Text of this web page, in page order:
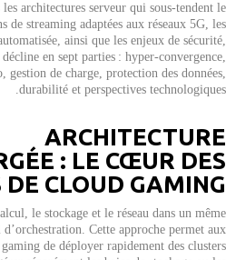
architectures serveur qui sous-tendent le
streaming adaptées aux réseaux 5G, les
ainsi que les enjeux de sécurité,
en sept parties : hyper‑convergence,
gestion de charge, protection des données,
durabilité et perspectives technologiques.
ARCHITECTURE
: LE CŒUR DES
DE CLOUD GAMING
le stockage et le réseau dans un même
Cette approche permet aux
de déployer rapidement des clusters